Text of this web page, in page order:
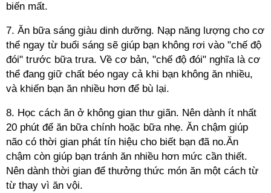
biến mất.
7. Ăn bữa sáng giàu dinh dưỡng. Nạp năng lượng cho cơ
thể ngay từ buổi sáng sẽ giúp bạn không rơi vào "chế độ
đói" trước bữa trưa. Về cơ bản, "chế độ đói" nghĩa là cơ
thể đang giữ chất béo ngay cả khi bạn không ăn nhiều,
và khiến bạn ăn nhiều hơn để bù lại.
8. Học cách ăn ở không gian thư giãn. Nên dành ít nhất
20 phút để ăn bữa chính hoặc bữa nhẹ. Ăn chậm giúp
não có thời gian phát tín hiệu cho biết bạn đã no.Ăn
chậm còn giúp bạn tránh ăn nhiều hơn mức cần thiết.
Nên dành thời gian để thưởng thức món ăn một cách từ
từ thay vì ăn vội.